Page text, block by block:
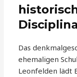
Das
ehemaligen
Leonfelden lädt